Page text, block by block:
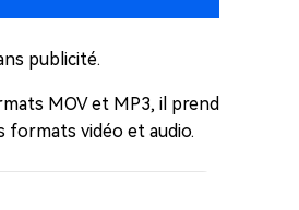
publicité.
MOV et MP3, il prend en
formats vidéo et audio.